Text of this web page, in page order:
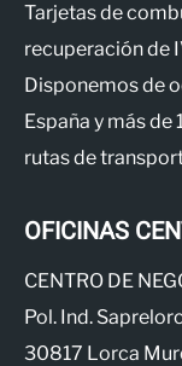
Tarjetas de
recuperación de
Disponemos de
España y más
rutas de
OFICINAS
CENTRO DE
Pol. Ind.
30817 Lorca